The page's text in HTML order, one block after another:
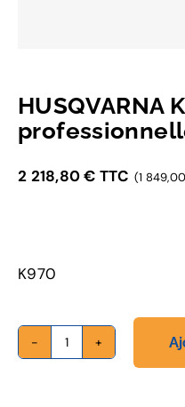
HUSQVARNA
2 218,80€ TTC (1
K970
quantité